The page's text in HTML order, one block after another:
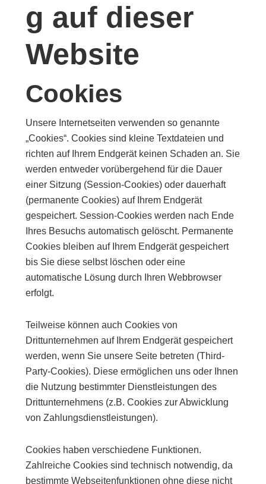
g auf dieser
Website
Cookies
Unsere Internetseiten verwenden so genannte
„Cookies“. Cookies sind kleine Textdateien und
richten auf Ihrem Endgerät keinen Schaden an. Sie
werden entweder vorübergehend für die Dauer
einer Sitzung (Session-Cookies) oder dauerhaft
(permanente Cookies) auf Ihrem Endgerät
gespeichert. Session-Cookies werden nach Ende
Ihres Besuchs automatisch gelöscht. Permanente
Cookies bleiben auf Ihrem Endgerät gespeichert
bis Sie diese selbst löschen oder eine
automatische Lösung durch Ihren Webbrowser
erfolgt.
Teilweise können auch Cookies von
Drittunternehmen auf Ihrem Endgerät gespeichert
werden, wenn Sie unsere Seite betreten (Third-
Party-Cookies). Diese ermöglichen uns oder Ihnen
die Nutzung bestimmter Dienstleistungen des
Drittunternehmens (z.B. Cookies zur Abwicklung
von Zahlungsdienstleistungen).
Cookies haben verschiedene Funktionen.
Zahlreiche Cookies sind technisch notwendig, da
bestimmte Webseitenfunktionen ohne diese nicht